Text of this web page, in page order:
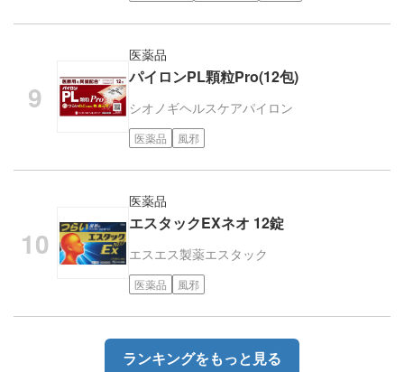
医薬品
パイロンPL顆粒Pro(12包)
シオノギヘルスケアパイロン
医薬品 風邪
医薬品
エスタックEXネオ 12錠
エスエス製薬エスタック
医薬品 風邪
ランキングをもっと見る